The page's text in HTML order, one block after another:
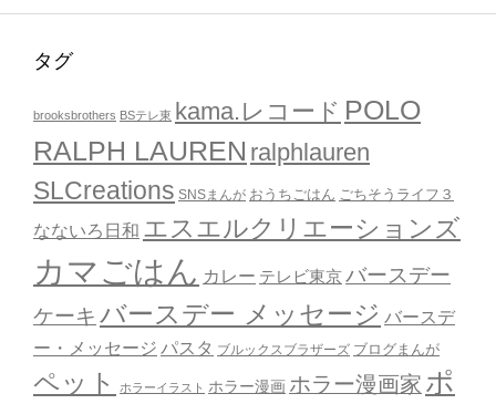
タグ
brooksbrothers BSテレ東 kama.レコード POLO
RALPH LAUREN ralphlauren
SLCreations SNSまんが おうちごはん ごちそうライフ３
なないろ日和 エスエルクリエーションズ
カマごはん カレー テレビ東京バースデー
ケーキ バースデー メッセージ バースデ
ー・メッセージ パスタ ブルックスブラザーズ ブログまんが
ペット ホラーイラスト ホラー漫画 ホラー漫画家 ポ